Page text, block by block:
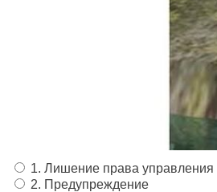
1. Лишение права управления
2. Предупреждение